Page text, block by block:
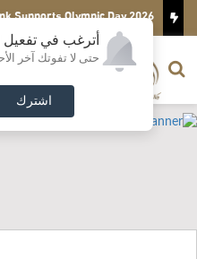
أترغب في تفعيل
حتى لا تفوتك آخر
اشترك
Jordan Kuwait
الناشر و رئيس التحرير